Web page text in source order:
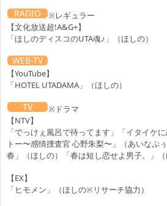
RADIO
※レギュラー
【文化放送超!A&G+】
「ほしのディスコのUTA魂♪」（ほしの）
WEB-TV
【YouTube】
「HOTEL UTADAMA」（ほしの）
TV
※ドラマ
【NTV】
「でっけぇ風呂で待ってます」「イタイケ
トー〜感情捜査官 心野朱梨〜」（あいなぷ
春」（ほしの）「春は短し恋せよ男子。」（
【EX】
「ヒモメン」（ほしの※リサーチ協力）